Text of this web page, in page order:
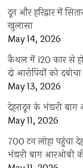
दून और हरिद्वार में
खुलासा
May 14, 2026
कैथल में i20 कार से हो
दो आरोपियों को दबोचा
May 13, 2026
देहरादून के भंडारी
May 11, 2026
700 टन लोहा पहुंचा
भंडारी बाग आरओबी